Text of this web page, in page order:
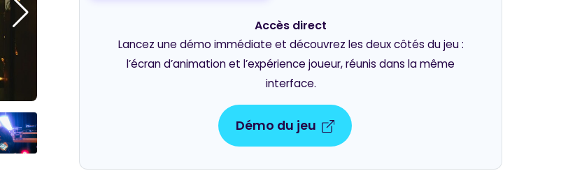
Accès direct
Lancez une démo immédiate et découvrez les deux côtés du jeu :
l’écran d’animation et l’expérience joueur, réunis dans la même
interface.
Démo du jeu